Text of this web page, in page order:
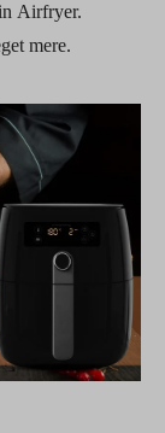
Airfryer.
mere.